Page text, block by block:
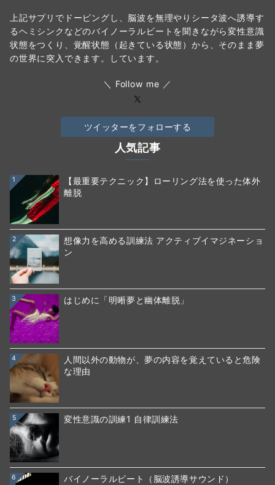
上記サプリでドーピングし、脳波を無理やりシータ波へ誘導す
るヘミシンクなどのバイノーラルビートを聞きながら変性意識
状態をつくり、覚醒状態（起きている状態）から、そのまま夢
の世界に突入できます。しています。
＼ Follow me ／
ツイッターをフォローする
人気記事
1
【最重要テクニック】ローリング法を使った体外
離脱
2
想像力を高める訓練法 アクティブイマジネーショ
ン
3 はじめに「明晰夢と幽体離脱」
4
人間以外の動物が、夢の内容を覚えていると危険
な理由
5 変性意識の訓練1 自律訓練法
6 バイノーラルビート（脳波誘導サウンド）